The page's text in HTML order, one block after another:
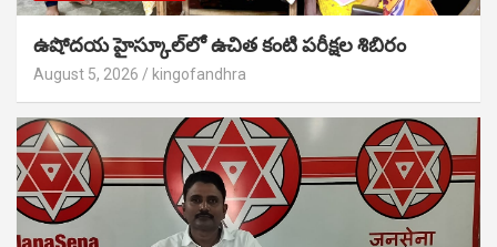
ఉషోదయ హైస్కూల్‌లో ఉచిత కంటి పరీక్షల శిబిరం
August 5, 2026 kingofandhra